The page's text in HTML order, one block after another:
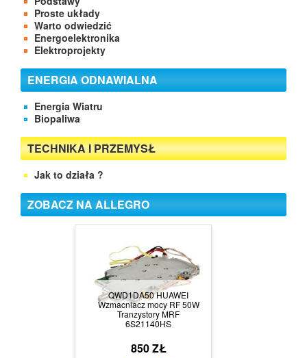
Proste układy
Warto odwiedzić
Energoelektronika
Elektroprojekty
ENERGIA ODNAWIALNA
Energia Wiatru
Biopaliwa
TECHNIKA I PRZEMYSŁ
Jak to działa ?
ZOBACZ NA ALLEGRO
QWD1DA50 HUAWEI
Wzmacniacz mocy RF 50W
Tranzystory MRF
6S21140HS
850 ZŁ